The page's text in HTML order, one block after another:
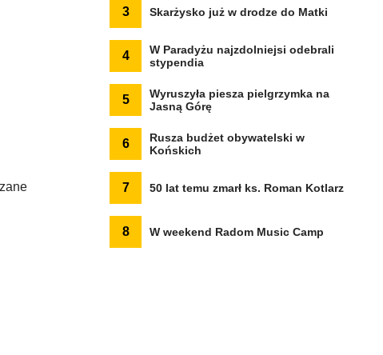
3 Skarżysko już w drodze do Matki
4
W Paradyżu najzdolniejsi odebrali
stypendia
5
Wyruszyła piesza pielgrzymka na
Jasną Górę
6
Rusza budżet obywatelski w
Końskich
7 50 lat temu zmarł ks. Roman Kotlarz
8 W weekend Radom Music Camp